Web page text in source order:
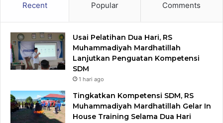
Recent Popular Comments
Usai Pelatihan Dua Hari, RS
Muhammadiyah Mardhatillah
Lanjutkan Penguatan Kompetensi
SDM
1 hari ago
Tingkatkan Kompetensi SDM, RS
Muhammadiyah Mardhatillah Gelar In
House Training Selama Dua Hari